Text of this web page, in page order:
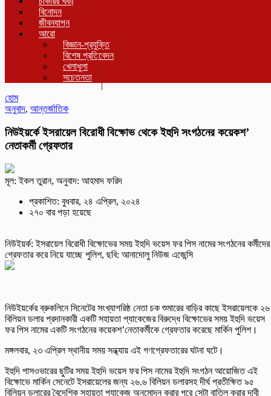
বিনোদন
জীবনযাপন
আরো
বিজ্ঞান-প্রযুক্তি
বিশেষ প্রতিবেদন
খেলাধুলা
সচেতনতা
হোম
অনুবাদ, আন্তর্জাতিক
নিউইয়র্কে ইসরায়েল বিরোধী বিক্ষোভ থেকে ইহুদি সংগঠনের কয়েকশ’
নেতাকর্মী গ্রেফতার
মূল: ইকল তুরান, অনুবাদ: আহমাদ ফরিদ
প্রকাশিত: বুধবার, ২৪ এপ্রিল, ২০২৪
২৭০ বার পড়া হয়েছে
নিউইয়র্ক: ইসরায়েল বিরোধী বিক্ষোভের সময় ইহুদি ভয়েস ফর পিস নামের সংগঠনের কর্মীদের
গ্রেফতার করে নিয়ে যাচ্ছে পুলিশ, ছবি: আনাদোলু নিউজ এজেন্সি
নিউইয়র্কের ব্রুকলিনে সিনেটের সংখ্যাগরিষ্ঠ নেতা চক শুমারের বাড়ির কাছে ইসরায়েলকে ২৬
বিলিয়ন ডলার প্রদানকারী একটি সহায়তা প্যাকেজের বিরুদ্ধে বিক্ষোভের সময় ইহুদি ভয়েস
ফর পিস নামের একটি সংগঠনের কয়েকশ’নেতাকর্মীকে গ্রেফতার করেছে মার্কিন পুলিশ।
মঙ্গলবার, ২৩ এপ্রিল স্থানীয় সময় সন্ধ্যায় এই গণগ্রেফতারের ঘটনা ঘটে।
ইহুদি পাসওভারের ছুটির সময় ইহুদি ভয়েস ফর পিস নামের ইহুদি সংগঠন আয়োজিত এই
বিক্ষোভে মার্কিন সেনেটে ইসরায়েলের জন্য ২৬.৬ বিলিয়ন ডলারসহ দীর্ঘ প্রতীক্ষিত ৯৫
বিলিয়ন ডলারের বৈদেশিক সহায়তা প্যাকেজ অনুমোদন করার পরে সেটা বাতিল করার দাবী